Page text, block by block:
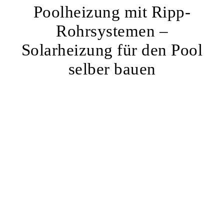
Poolheizung mit Ripp-
Rohrsystemen –
Solarheizung für den Pool
selber bauen